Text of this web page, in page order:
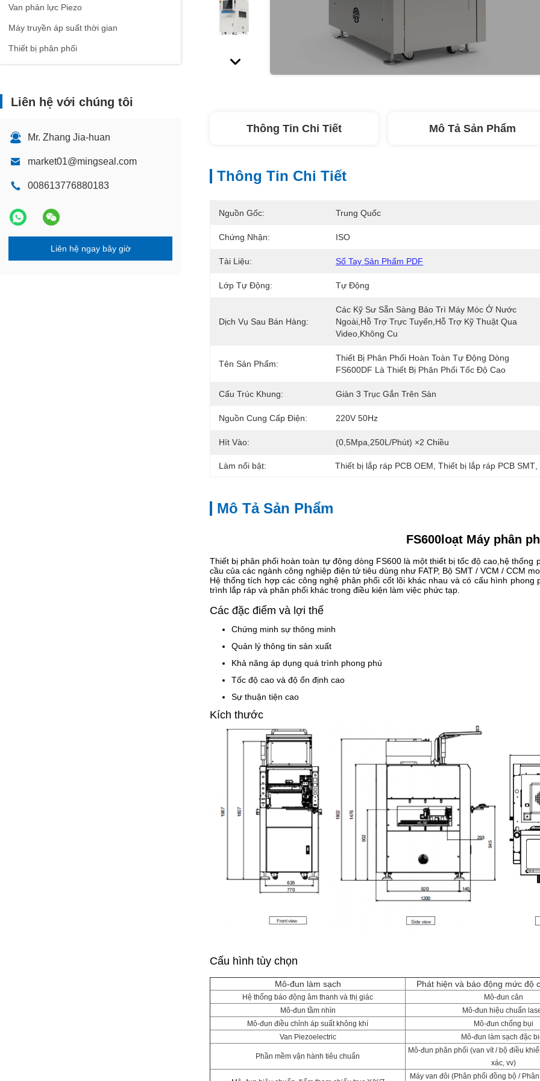
Van phản lực Piezo
Máy truyền áp suất thời gian
Thiết bị phân phối
Liên hệ với chúng tôi
Mr. Zhang Jia-huan
market01@mingseal.com
008613776880183
Liên hệ ngay bây giờ
Thông Tin Chi Tiết Mô Tả Sản Phẩm
Thông Tin Chi Tiết
Nguồn Gốc: Trung Quốc
Chứng Nhận: ISO
Tài Liệu: Sổ Tay Sản Phẩm PDF
Lớp Tự Động: Tự Động
Dịch Vụ Sau Bán Hàng:
Các Kỹ Sư Sẵn Sàng Bảo Trì Máy Móc Ở Nước
Ngoài,Hỗ Trợ Trực Tuyến,Hỗ Trợ Kỹ Thuật Qua
Video,Không Cu
Tên Sản Phẩm:
Thiết Bị Phân Phối Hoàn Toàn Tự Động Dòng
FS600DF Là Thiết Bị Phân Phối Tốc Độ Cao
Cấu Trúc Khung: Giàn 3 Trục Gắn Trên Sàn
Nguồn Cung Cấp Điện: 220V 50Hz
Hít Vào: (0,5Mpa,250L/phút) ×2 Chiều
Làm nổi bật: Thiết bị lắp ráp PCB OEM , Thiết bị lắp ráp PCB SMT
Mô Tả Sản Phẩm
FS600 loạt Máy phân
Thiết bị phân phối hoàn toàn tự động dòng FS600 là một thiết bị tốc độ cao,hệ
cầu của các ngành công nghiệp điện tử tiêu dùng như FATP, Bộ SMT / VCM / CCM
Hệ thống tích hợp các công nghệ phân phối cốt lõi khác nhau và có cấu hình
trình lắp ráp và phân phối khác trong điều kiện làm việc phức tạp.
Các đặc điểm và lợi thế
Chứng minh sự thông minh
Quản lý thông tin sản xuất
Khả năng áp dụng quá trình phong phú
Tốc độ cao và độ ổn định cao
Sự thuận tiện cao
Kích thước
Cấu hình tùy chọn
Mô-đun làm sạch Phát hiện và báo động mức độ
Hệ thống báo động âm thanh và thị giác
Mô-đun cân
Mô-đun tầm nhìn
Mô-đun hiệu chuẩn
Mô-đun điều chỉnh áp suất không khí
Mô-đun chống bụi
Van Piezoelectric
Mô-đun làm sạch đặc
Phần mềm vận hành tiêu chuẩn
Mô-đun phân phối (van vít / bộ điều
xác, vv)
Máy van đôi (Phân phối đồng bộ /